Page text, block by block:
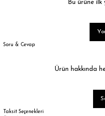
Bu ürüne ilk
Soru & Cevap
Ürün hakkında
Taksit Seçenekleri